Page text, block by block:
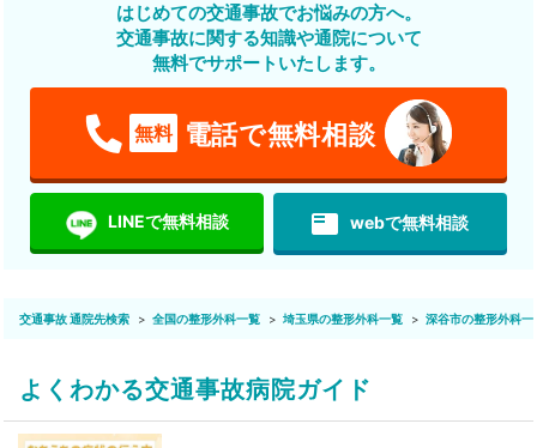
はじめての交通事故でお悩みの方へ。
交通事故に関する知識や通院について
無料でサポートいたします。
無料 電話で無料相談
LINEで無料相談 featured_play_list webで無料相談
交通事故 通院先検索 全国の整形外科一覧 埼玉県の整形外科一覧 深谷市の整形外科一
よくわかる交通事故病院ガイド